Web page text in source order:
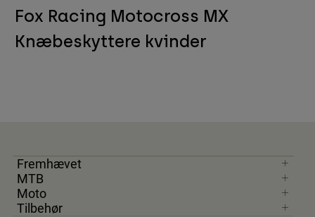
Fox Racing Motocross MX
Knæbeskyttere kvinder
Fremhævet
MTB
Moto
Tilbehør